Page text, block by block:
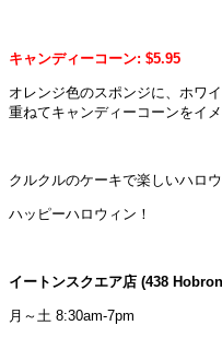
キャンディーコーン: $5.95
オレンジ色のスポンジに、ホワ
重ねてキャンディーコーンをイメ
クルクルのケーキで楽しいハロ
ハッピーハロウィン！
イートンスクエア店 (438
月～土 8:30am-7pm